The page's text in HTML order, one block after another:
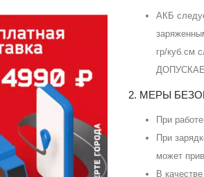
АКБ
гр/
2. МЕРЫ
При
При
может
В